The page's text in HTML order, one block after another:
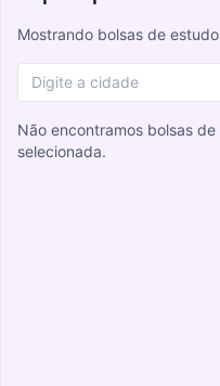
Mostrando bolsas de
Não encontramos bolsas
selecionada.